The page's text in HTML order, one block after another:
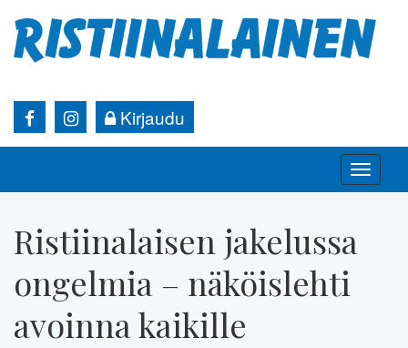
Kirjaudu
Toggle
Ristiinalaisen jakelussa
ongelmia – näköislehti
avoinna kaikille